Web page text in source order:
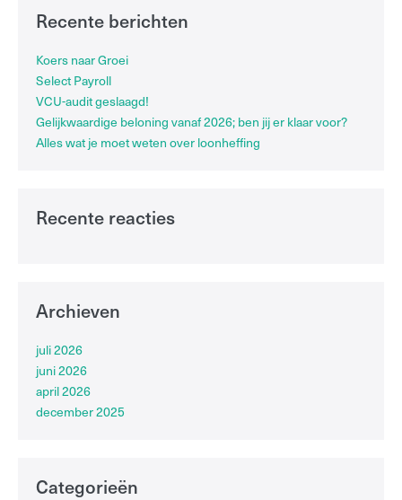
Recente berichten
Koers naar Groei
Select Payroll
VCU-audit geslaagd!
Gelijkwaardige beloning vanaf 2026; ben jij er klaar voor?
Alles wat je moet weten over loonheffing
Recente reacties
Archieven
juli 2026
juni 2026
april 2026
december 2025
Categorieën